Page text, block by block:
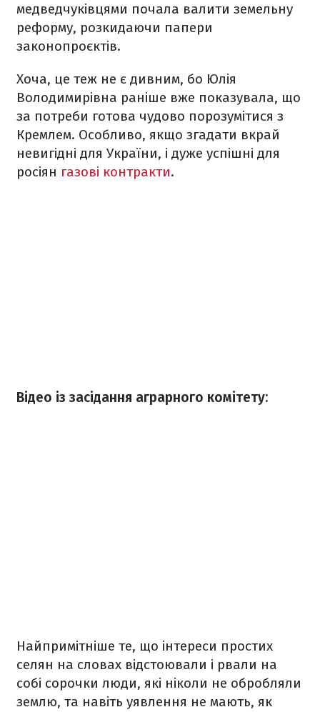
медведчуківцями почала валити земельну
реформу, розкидаючи папери
законопроєктів.
Хоча, це теж не є дивним, бо Юлія
Володимирівна раніше вже показувала, що
за потреби готова чудово порозумітися з
Кремлем. Особливо, якщо згадати вкрай
невигідні для України, і дуже успішні для
росіян газові контракти.
Відео із засідання аграрного комітету:
Найпримітніше те, що інтереси простих
селян на словах відстоювали і рвали на
собі сорочки люди, які ніколи не обробляли
землю, та навіть уявлення не мають, як